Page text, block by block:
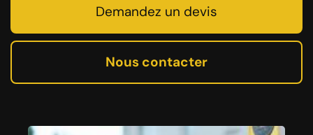
Demandez un devis
Nous contacter